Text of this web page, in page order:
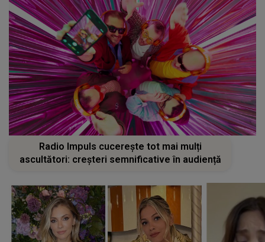
Radio Impuls cucerește tot mai mulți
ascultători: creșteri semnificative în audiență